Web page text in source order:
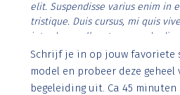
elit. Suspendisse varius enim in
tristique. Duis cursus, mi quis
interdum nulla, ut commodo
Aenean faucibus nibh et justo
imperdiet. Nunc ut sem vitae
Schrijf je in op jouw favoriete
model en probeer deze
begeleiding uit. Ca 45